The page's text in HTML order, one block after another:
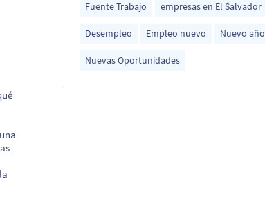
Fuente Trabajo empresas en El Salvador
Desempleo Empleo nuevo Nuevo año
Nuevas Oportunidades